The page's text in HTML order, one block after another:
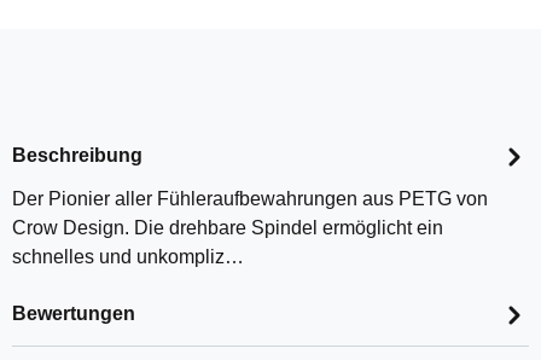
Beschreibung
Der Pionier aller Fühleraufbewahrungen aus PETG von
Crow Design. Die drehbare Spindel ermöglicht ein
schnelles und unkompliz…
Bewertungen